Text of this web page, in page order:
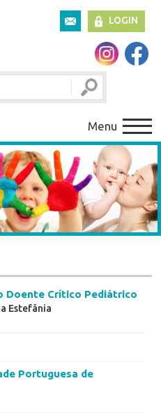
LOGIN
Menu
Doente Crítico Pediátrico
Estefânia
Portuguesa de